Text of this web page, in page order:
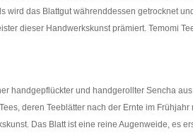
wird das Blattgut währenddessen getrocknet
dieser Handwerkskunst prämiert. Temomi
handgepflückter und handgerollter Sencha
deren Teeblätter nach der Ernte im
Das Blatt ist eine reine Augenweide, es